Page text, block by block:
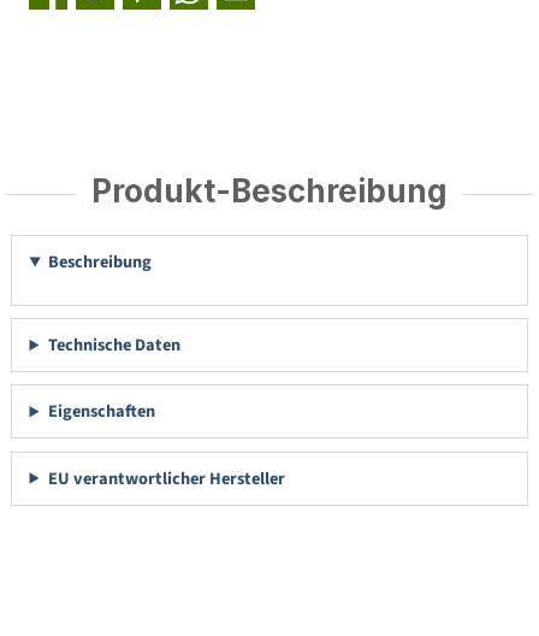
Produkt-Beschreibung
Beschreibung
Technische Daten
Eigenschaften
EU verantwortlicher Hersteller